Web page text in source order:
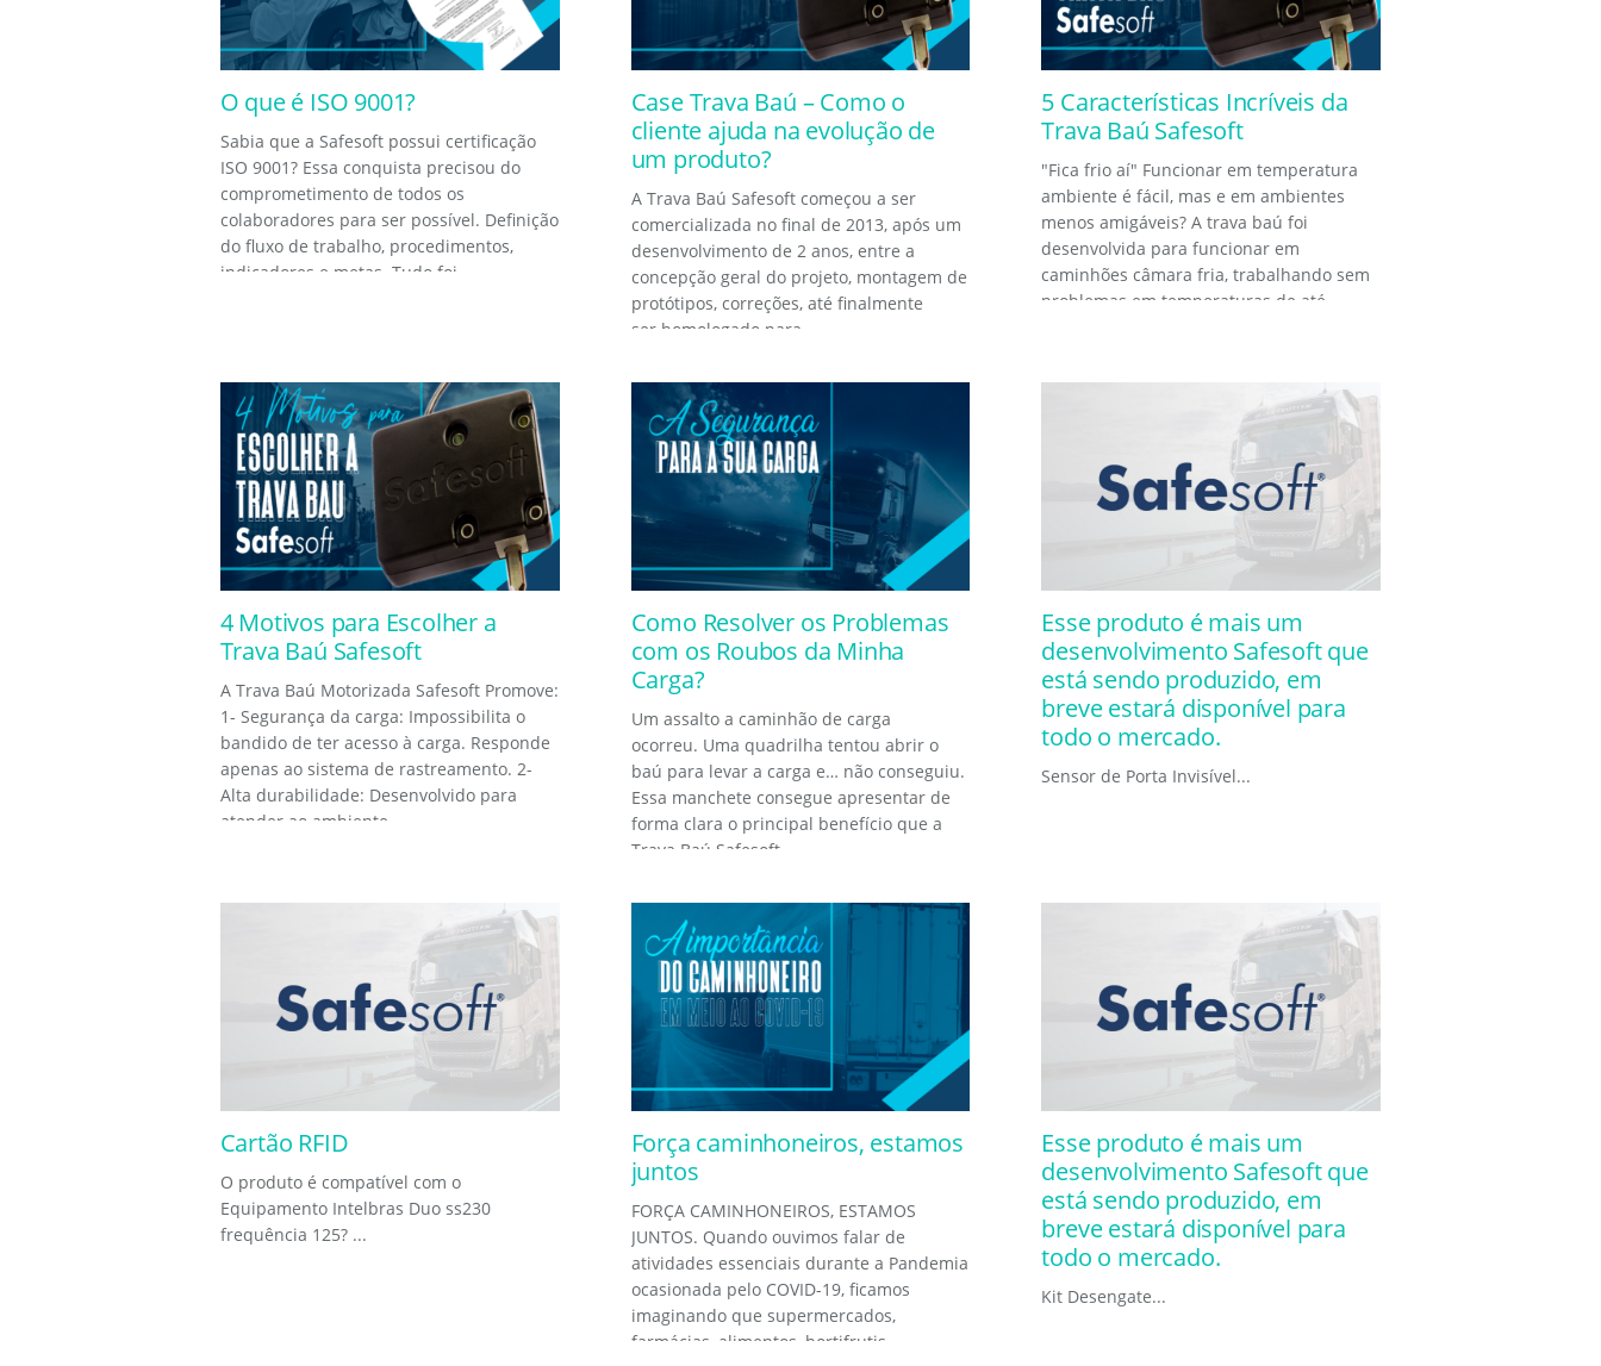
O que é ISO 9001?
Sabia que a Safesoft possui certificação
ISO 9001? Essa conquista precisou do
comprometimento de todos os
colaboradores para ser possível. Definição
do fluxo de trabalho, procedimentos,
indicadores e metas. Tudo foi...
Case Trava Baú – Como o
cliente ajuda na evolução de
um produto?
A Trava Baú Safesoft começou a ser
comercializada no final de 2013, após um
desenvolvimento de 2 anos, entre a
concepção geral do projeto, montagem de
protótipos, correções, até finalmente
ser homologado para...
5 Características Incríveis da
Trava Baú Safesoft
"Fica frio aí" Funcionar em temperatura
ambiente é fácil, mas e em ambientes
menos amigáveis? A trava baú foi
desenvolvida para funcionar em
caminhões câmara fria, trabalhando sem
problemas em temperaturas de até...
4 Motivos para Escolher a
Trava Baú Safesoft
A Trava Baú Motorizada Safesoft Promove:
1- Segurança da carga: Impossibilita o
bandido de ter acesso à carga. Responde
apenas ao sistema de rastreamento. 2-
Alta durabilidade: Desenvolvido para
atender ao ambiente...
Como Resolver os Problemas
com os Roubos da Minha
Carga?
Um assalto a caminhão de carga
ocorreu. Uma quadrilha tentou abrir o
baú para levar a carga e… não conseguiu.
Essa manchete consegue apresentar de
forma clara o principal benefício que a
Trava Baú Safesoft...
Esse produto é mais um
desenvolvimento Safesoft que
está sendo produzido, em
breve estará disponível para
todo o mercado.
Sensor de Porta Invisível...
Cartão RFID
O produto é compatível com o
Equipamento Intelbras Duo ss230
frequência 125? ...
Força caminhoneiros, estamos
juntos
FORÇA CAMINHONEIROS, ESTAMOS
JUNTOS. Quando ouvimos falar de
atividades essenciais durante a Pandemia
ocasionada pelo COVID-19, ficamos
imaginando que supermercados,
farmácias, alimentos, hortifrutis,
Esse produto é mais um
desenvolvimento Safesoft que
está sendo produzido, em
breve estará disponível para
todo o mercado.
Kit Desengate...